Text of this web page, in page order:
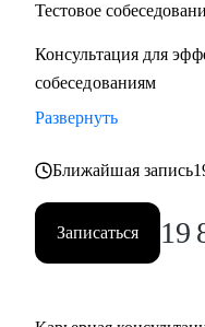
Тестовое
Консультация для
собеседованиям
Развернуть
Ближайшая запись
Записаться 19